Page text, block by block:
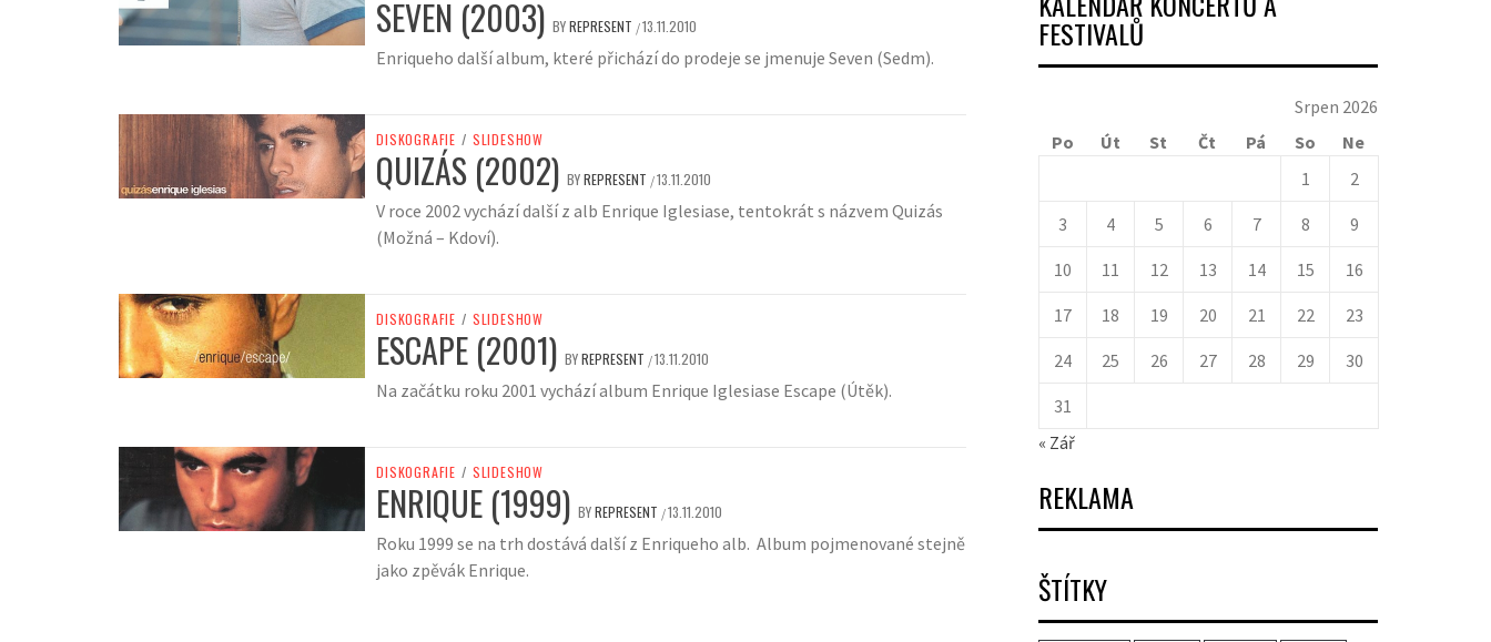
SEVEN (2003) BYREPRESENT /13.11.2010
Enriqueho další album, které přichází do prodeje se jmenuje Seven (Sedm).
DISKOGRAFIE / SLIDESHOW
QUIZÁS (2002) BYREPRESENT /13.11.2010
V roce 2002 vychází další z alb Enrique Iglesiase, tentokrát s názvem Quizás
(Možná – Kdoví).
DISKOGRAFIE / SLIDESHOW
ESCAPE (2001) BYREPRESENT /13.11.2010
Na začátku roku 2001 vychází album Enrique Iglesiase Escape (Útěk).
DISKOGRAFIE / SLIDESHOW
ENRIQUE (1999) BYREPRESENT /13.11.2010
Roku 1999 se na trh dostává další z Enriqueho alb. Album pojmenované stejně
jako zpěvák Enrique.
FESTIVALŮ
Srpen 2026
Po
Út St Čt Pá So
Ne
1
2
3 4 5 6 7 8 9
10 11 12 13 14 15 16
17 18 19 20 21 22 23
24 25 26 27 28 29 30
31
« Zář
REKLAMA
ŠTÍTKY